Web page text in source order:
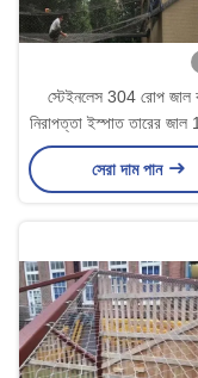
স্টেইনলেস 304 রোপ জাল
নিরাপত্তা ইস্পাত তারের জাল
8m বেড়া জন্য
সেরা দাম পান